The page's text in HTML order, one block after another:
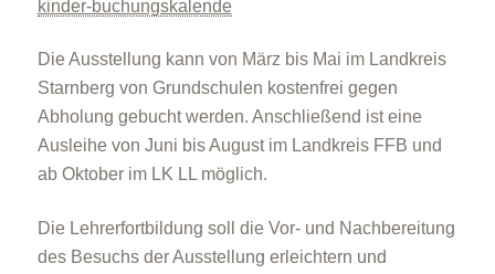
kinder-buchungskalende
Die Ausstellung kann von März bis Mai im Landkreis
Starnberg von Grundschulen kostenfrei gegen
Abholung gebucht werden. Anschließend ist eine
Ausleihe von Juni bis August im Landkreis FFB und
ab Oktober im LK LL möglich.
Die Lehrerfortbildung soll die Vor- und Nachbereitung
des Besuchs der Ausstellung erleichtern und